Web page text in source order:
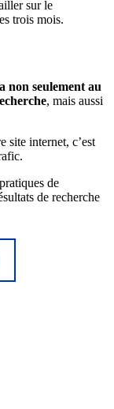
sur le
trois mois.
non seulement au
, mais aussi
site internet, c’est
de
de recherche